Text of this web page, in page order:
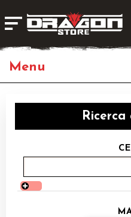
Giochi da Tavolo
Giochi di Ruolo
Librigame